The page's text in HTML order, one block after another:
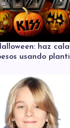
haz
usando